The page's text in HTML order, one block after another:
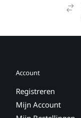
Account
Registreren
Mijn Account